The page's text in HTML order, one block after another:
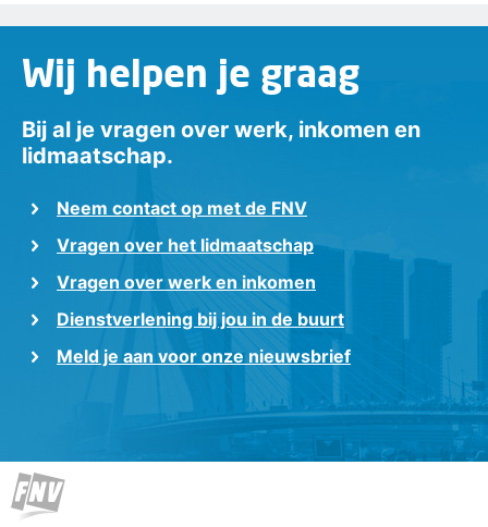
Wij helpen je graag
Bij al je vragen over werk, inkomen en
lidmaatschap.
Neem contact op met de FNV
Vragen over het lidmaatschap
Vragen over werk en inkomen
Dienstverlening bij jou in de buurt
Meld je aan voor onze nieuwsbrief